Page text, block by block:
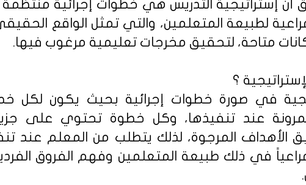
إستراتيجية التدريس هي خطوات إجرائية
لطبيعة المتعلمين، والتي تمثل الواقع
متاحة، لتحقيق مخرجات تعليمية مرغوب فيها.
؟
في صورة خطوات إجرائية بحيث يكون لكل
بالمرونة عند تنفيذها، وكل خطوة تحتوي على
الأهداف المرجوة، لذلك يتطلب من المعلم عند
في ذلك طبيعة المتعلمين وفهم الفروق